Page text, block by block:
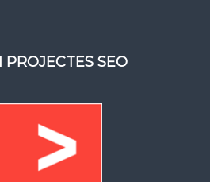
PROJECTES SEO